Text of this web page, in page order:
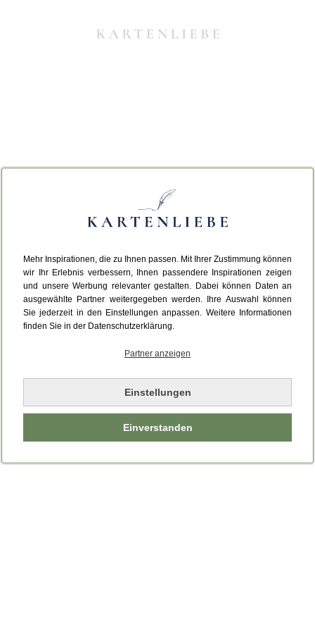
Mehr Inspirationen, die zu Ihnen passen. Mit Ihrer Zustimmung können
wir Ihr Erlebnis verbessern, Ihnen passendere Inspirationen zeigen
und unsere Werbung relevanter gestalten. Dabei können Daten an
ausgewählte Partner weitergegeben werden. Ihre Auswahl können
Sie jederzeit in den Einstellungen anpassen. Weitere Informationen
finden Sie in der Datenschutzerklärung.
Partner anzeigen
Einstellungen
Einverstanden
Da ist etwas schiefgelaufen.
Leider ist ein technischer Fehler aufgetreten.
Bitte laden Sie die Seite neu.